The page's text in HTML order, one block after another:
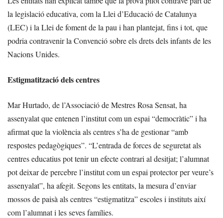
la legislació educativa, com la Llei d’Educació de Catalunya
(LEC) i la Llei de foment de la pau i han plantejat, fins i tot, que
podria contravenir la Convenció sobre els drets dels infants de les
Nacions Unides.
Estigmatització dels centres
Mar Hurtado, de l’Associació de Mestres Rosa Sensat, ha
assenyalat que entenen l’institut com un espai “democràtic” i ha
afirmat que la violència als centres s’ha de gestionar “amb
respostes pedagògiques”. “L’entrada de forces de seguretat als
centres educatius pot tenir un efecte contrari al desitjat; l’alumnat
pot deixar de percebre l’institut com un espai protector per veure’s
assenyalat”, ha afegit. Segons les entitats, la mesura d’enviar
mossos de paisà als centres “estigmatitza” escoles i instituts així
com l’alumnat i les seves famílies.